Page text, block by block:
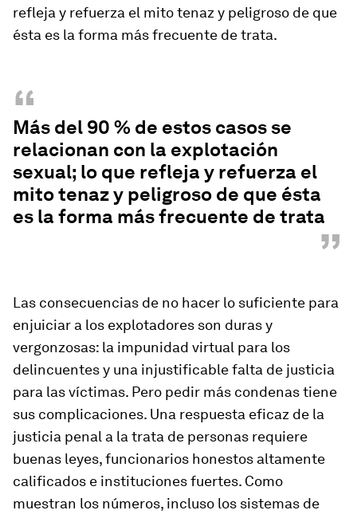
refleja y refuerza el mito tenaz y peligroso de que
ésta es la forma más frecuente de trata.
“
Más del 90 % de estos casos se
relacionan con la explotación
sexual; lo que refleja y refuerza el
mito tenaz y peligroso de que ésta
es la forma más frecuente de trata
”
Las consecuencias de no hacer lo suficiente para
enjuiciar a los explotadores son duras y
vergonzosas: la impunidad virtual para los
delincuentes y una injustificable falta de justicia
para las víctimas. Pero pedir más condenas tiene
sus complicaciones. Una respuesta eficaz de la
justicia penal a la trata de personas requiere
buenas leyes, funcionarios honestos altamente
calificados e instituciones fuertes. Como
muestran los números, incluso los sistemas de